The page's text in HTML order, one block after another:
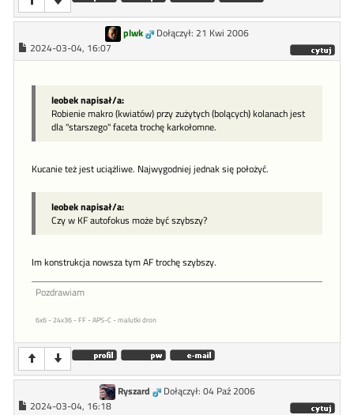
plwk
Dołączył: 21 Kwi 2006
2024-03-04, 16:07
leobek napisał/a:
Robienie makro (kwiatów) przy zużytych (bolących) kolanach jest
dla "starszego" faceta trochę karkołomne.
Kucanie też jest uciążliwe. Najwygodniej jednak się położyć.
leobek napisał/a:
Czy w KF autofokus może być szybszy?
Im konstrukcja nowsza tym AF trochę szybszy.
Pozdrawiam
6x6 - 24x36 - FF - APS-C - malutki dron
Ryszard
Dołączył: 04 Paź 2006
2024-03-04, 16:18